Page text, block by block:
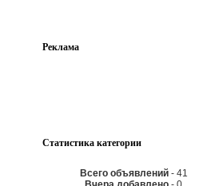
Реклама
Статистика категории
Всего объявлений- 41